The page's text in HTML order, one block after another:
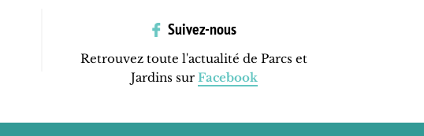
Suivez-nous
Retrouvez toute l'actualité de Parcs et
Jardins sur Facebook